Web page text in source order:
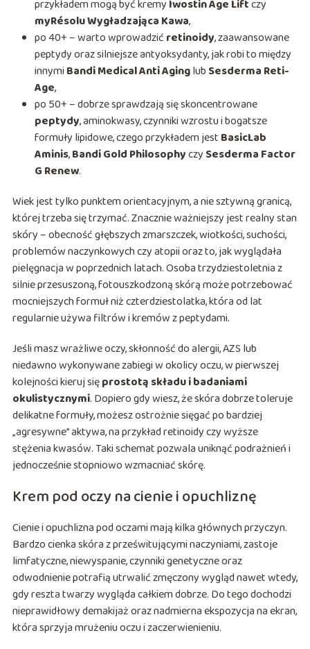
przykładem mogą być kremy Iwostin Age Liftczy
myRésolu Wygładzająca Kawa,
po 40+ – warto wprowadzić retinoidy, zaawansowane
peptydy oraz silniejsze antyoksydanty, jak robi to między
innymi Bandi Medical Anti Aginglub Sesderma Reti-
Age,
po 50+ – dobrze sprawdzają się skoncentrowane
peptydy, aminokwasy, czynniki wzrostu i bogatsze
formuły lipidowe, czego przykładem jest BasicLab
Aminis,Bandi Gold Philosophyczy Sesderma Factor
G Renew.
Wiek jest tylko punktem orientacyjnym, a nie sztywną granicą,
której trzeba się trzymać. Znacznie ważniejszy jest realny stan
skóry – obecność głębszych zmarszczek, wiotkości, suchości,
problemów naczynkowych czy atopii oraz to, jak wyglądała
pielęgnacja w poprzednich latach. Osoba trzydziestoletnia z
silnie przesuszoną, fotouszkodzoną skórą może potrzebować
mocniejszych formuł niż czterdziestolatka, która od lat
regularnie używa filtrów i kremów z peptydami.
Jeśli masz wrażliwe oczy, skłonność do alergii, AZS lub
niedawno wykonywane zabiegi w okolicy oczu, w pierwszej
kolejności kieruj sięprostotą składu i badaniami
okulistycznymi. Dopiero gdy wiesz, że skóra dobrze toleruje
delikatne formuły, możesz ostrożnie sięgać po bardziej
„agresywne” aktywa, na przykład retinoidy czy wyższe
stężenia kwasów. Taki schemat pozwala uniknąć podrażnień i
jednocześnie stopniowo wzmacniać skórę.
Krem pod oczy na cienie i opuchliznę
Cienie i opuchlizna pod oczami mają kilka głównych przyczyn.
Bardzo cienka skóra z prześwitującymi naczyniami, zastoje
limfatyczne, niewyspanie, czynniki genetyczne oraz
odwodnienie potrafią utrwalić zmęczony wygląd nawet wtedy,
gdy reszta twarzy wygląda całkiem dobrze. Do tego dochodzi
nieprawidłowy demakijaż oraz nadmierna ekspozycja na ekran,
która sprzyja mrużeniu oczu i zaczerwienieniu.